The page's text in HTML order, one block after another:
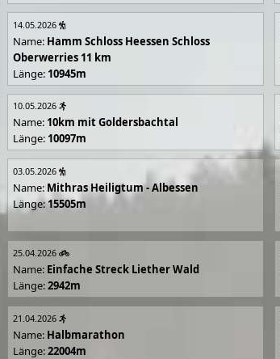
14.05.2026
Name: Hamm Schloss Heessen Schloss
Oberwerries 11 km
Länge: 10945m
10.05.2026
Name: 10km mit Goldersbachtal
Länge: 10097m
03.05.2026
Name: Mithras Heiligtum - Albessen
Länge:15505m
25.04.2026
Name: Einfache Streck Liether Wald
Länge:2942m
21.04.2026
Name: Halbmarathon
Länge:22004m